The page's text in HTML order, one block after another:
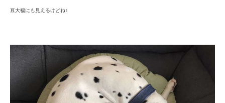
豆大福にも見えるけどね♪